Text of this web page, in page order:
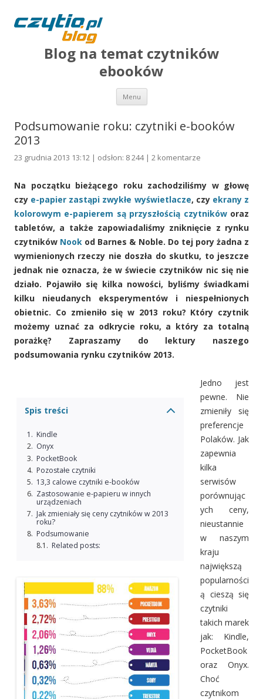
Blog na temat czytników
ebooków
Menu Przejdź do treści
Podsumowanie roku: czytniki e-booków
2013
23 grudnia 2013 13:12 | odsłon: 8 244 | 2 komentarze
Na początku bieżącego roku zachodziliśmy w głowę
czy e-papier zastąpi zwykłe wyświetlacze, czy ekrany z
kolorowym e-papierem są przyszłością czytnikóworaz
tabletów, a także zapowiadaliśmy zniknięcie z rynku
czytników Nook od Barnes & Noble. Do tej pory żadna z
wymienionych rzeczy nie doszła do skutku, to jeszcze
jednak nie oznacza, że w świecie czytników nic się nie
działo. Pojawiło się kilka nowości, byliśmy świadkami
kilku nieudanych eksperymentów i niespełnionych
obietnic. Co zmieniło się w 2013 roku? Który czytnik
możemy uznać za odkrycie roku, a który za totalną
porażkę? Zapraszamy do lektury naszego
podsumowania rynku czytników 2013.
Spis treści
Kindle
Onyx
PocketBook
Pozostałe czytniki
13,3 calowe czytniki e-booków
Zastosowanie e-papieru w innych
urządzeniach
Jak zmieniały się ceny czytników w 2013
roku?
Podsumowanie
Related posts:
Jedno jest
pewne. Nie
zmieniły się
preferencje
Polaków. Jak
zapewnia
kilka
serwisów
porównując
ych ceny,
nieustannie
w naszym
kraju
największą
popularności
ą cieszą się
czytniki
takich marek
jak: Kindle,
PocketBook
oraz Onyx.
Choć
czytnikom